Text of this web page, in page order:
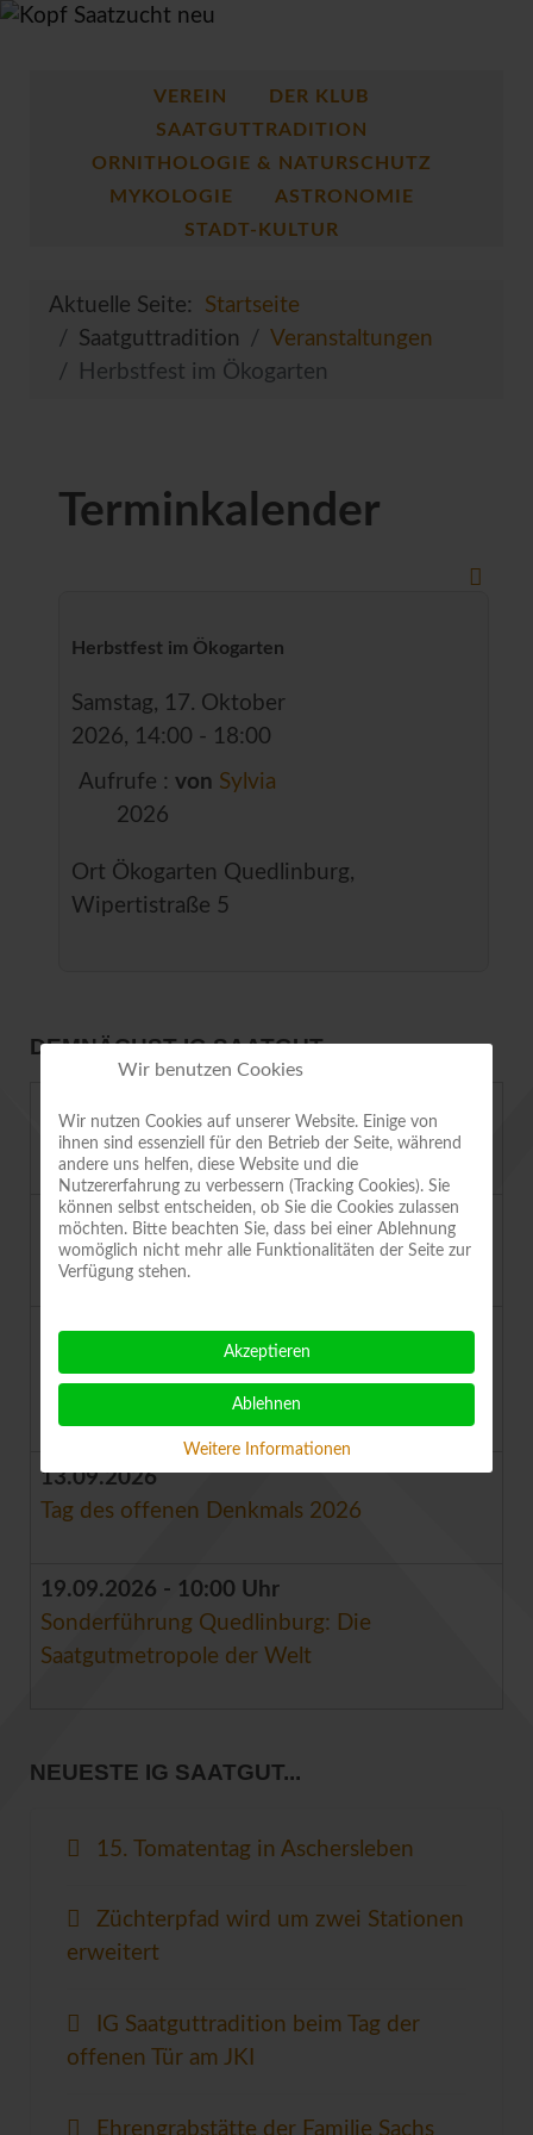
VEREIN
DER KLUB
SAATGUTTRADITION
ORNITHOLOGIE & NATURSCHUTZ
MYKOLOGIE
ASTRONOMIE
STADT-KULTUR
Aktuelle Seite: Startseite
Saatguttradition
Veranstaltungen
Herbstfest im Ökogarten
Terminkalender
Herbstfest im Ökogarten
Samstag, 17. Oktober
2026, 14:00 - 18:00
Aufrufe :
2026
von Sylvia
Ort Ökogarten Quedlinburg,
Wipertistraße 5
DEMNÄCHST IG SAATGUT...
Klangreise und Falter beobachten
22.08.2026 - 10:00 Uhr
15. Tomatentag Aschersleben
12.09.2026 - 10:00 Uhr
20. Quedlinburger Denkmal- und
13.09.2026
Tag des offenen Denkmals 2026
19.09.2026 - 10:00 Uhr
Sonderführung Quedlinburg: Die
Saatgutmetropole der Welt
NEUESTE IG SAATGUT...
15. Tomatentag in Aschersleben
Züchterpfad wird um zwei Stationen
erweitert
IG Saatguttradition beim Tag der
offenen Tür am JKI
Ehrengrabstätte der Familie Sachs
Wir benutzen Cookies
Wir nutzen Cookies auf unserer Website. Einige von
ihnen sind essenziell für den Betrieb der Seite, während
andere uns helfen, diese Website und die
Nutzererfahrung zu verbessern (Tracking Cookies). Sie
können selbst entscheiden, ob Sie die Cookies zulassen
möchten. Bitte beachten Sie, dass bei einer Ablehnung
womöglich nicht mehr alle Funktionalitäten der Seite zur
Verfügung stehen.
Akzeptieren
Ablehnen
Weitere Informationen